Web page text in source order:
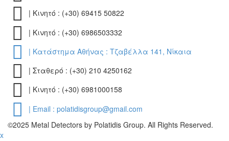
| Κινητό : (+30) 69415 50822
| Κινητό : (+30) 6986503332
| Κατάστημα Αθήνας : Τζαβέλλα 141, Νίκαια
| Σταθερό : (+30) 210 4250162
| Κινητό : (+30) 6981000158
| Email : polatidisgroup@gmail.com
©2025 Metal Detectors by Polatidis Group. All Rights Reserved.
x